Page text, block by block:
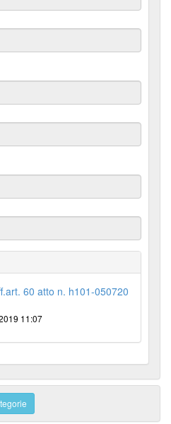
60 atto n. h101-050720
11:07